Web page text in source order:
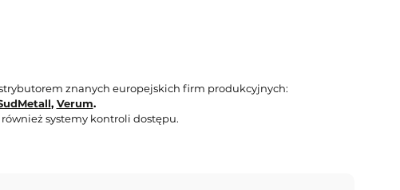
znanych europejskich firm produkcyjnych:
, Verum.
systemy kontroli dostępu.